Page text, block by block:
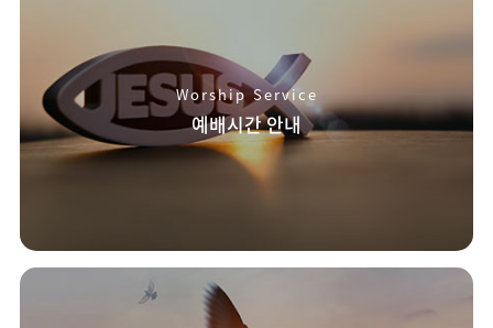
Worship Service
예배시간 안내